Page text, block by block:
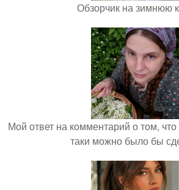
Обзорчик на зимнюю
Мой ответ на комментарий о том,
таки можно было бы